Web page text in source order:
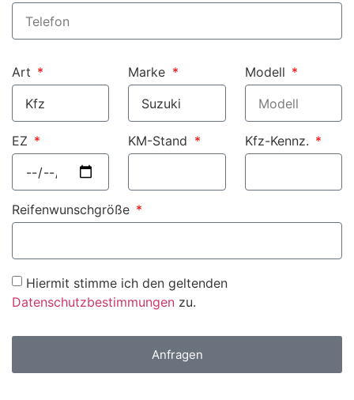
Art Marke Modell
EZ KM-Stand Kfz-Kennz.
Reifenwunschgröße
Hiermit stimme ich den geltenden
Datenschutzbestimmungen zu.
Anfragen